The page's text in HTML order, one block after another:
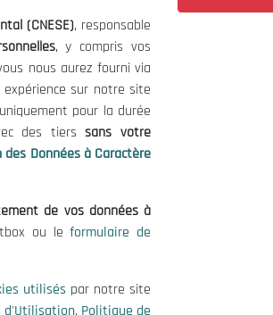
contact@cnese.dz
Suggestions or Initiatives?
Newsletter
Inscrivez-vous, soyez le premier à découvrir
nos dernières nouvelles.
Us!
Environmental Council (NESC)
(CNESE), responsable
, y compris vos
nous aurez fourni via
sur notre site
pour la durée
des tierssans votre
Données à Caractère
de vos données à
ou leformulaire de
utilisés par notre site
d'Utilisation, Politique de